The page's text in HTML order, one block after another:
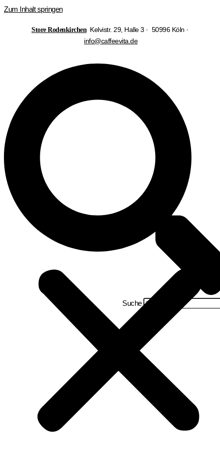
Zum Inhalt springen
Store Rodenkirchen Kelvistr. 29, Halle 3 · 50996 Köln ·
info@caffeevita.de
Suche